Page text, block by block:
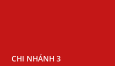
CHI NHÁNH 3